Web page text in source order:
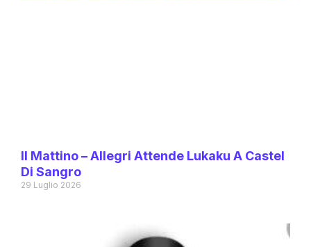
Il Mattino – Allegri Attende Lukaku A Castel
Di Sangro
29 Luglio 2026